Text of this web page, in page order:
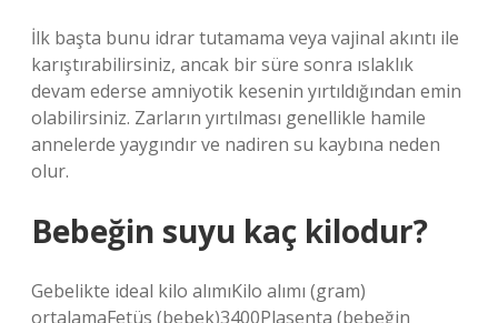
İlk başta bunu idrar tutamama veya vajinal akıntı ile
karıştırabilirsiniz, ancak bir süre sonra ıslaklık
devam ederse amniyotik kesenin yırtıldığından emin
olabilirsiniz. Zarların yırtılması genellikle hamile
annelerde yaygındır ve nadiren su kaybına neden
olur.
Bebeğin suyu kaç kilodur?
Gebelikte ideal kilo alımıKilo alımı (gram)
ortalamaFetüs (bebek)3400Plasenta (bebeğin